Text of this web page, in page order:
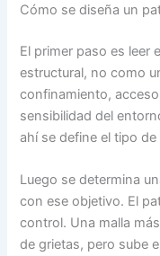
Cómo se diseña un
El primer paso es leer
estructural, no como
confinamiento,
sensibilidad del
ahí se define el tipo
Luego se determina
con ese objetivo. El
control. Una malla
de grietas, pero sube